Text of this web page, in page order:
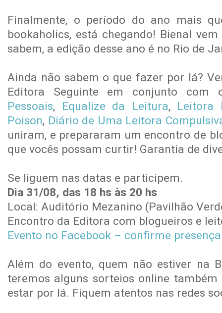
Finalmente, o período do ano mais
bookaholics, está chegando! Bienal
sabem, a edição desse ano é no Rio de
Ainda não sabem o que fazer por lá?
Editora Seguinte em conjunto
Pessoais, Equalize da Leitura, Leitora
Poison, Diário de Uma Leitora
uniram, e prepararam um encontro de
que vocês possam curtir! Garantia de
Se liguem nas datas e participem.
Dia 31/08, das 18 hs às 20 hs
Local: Auditório Mezanino (Pavilhão
Encontro da Editora com blogueiros e
Evento no Facebook – confirme
Além do evento, quem não estiver na
teremos alguns sorteios online
estar por lá. Fiquem atentos nas redes